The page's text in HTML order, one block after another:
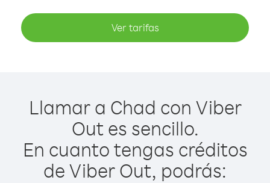
Ver tarifas
Llamar a Chad con Viber
Out es sencillo.
En cuanto tengas créditos
de Viber Out, podrás: